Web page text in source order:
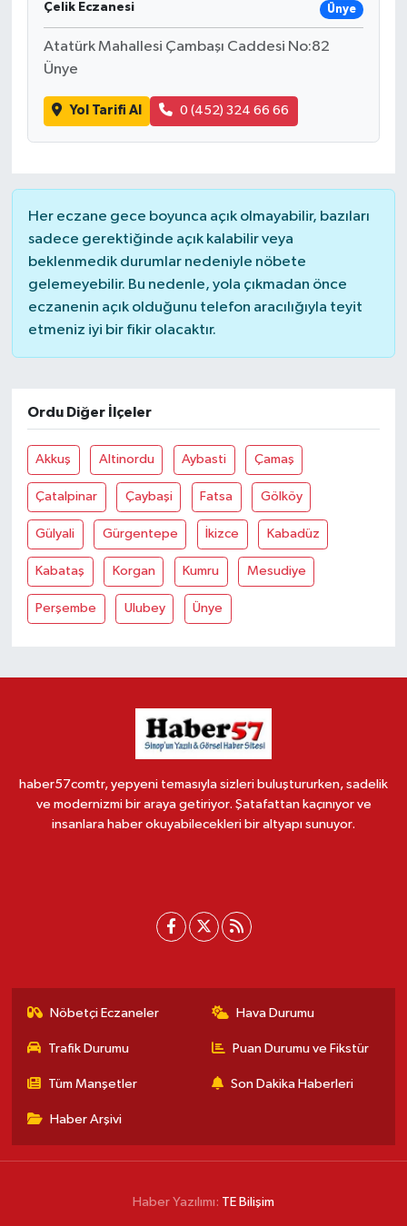
Çelik Eczanesi Ünye
Atatürk Mahallesi Çambaşı Caddesi No:82
Ünye
Yol Tarifi Al 0 (452) 324 66 66
Her eczane gece boyunca açık olmayabilir, bazıları
sadece gerektiğinde açık kalabilir veya
beklenmedik durumlar nedeniyle nöbete
gelemeyebilir. Bu nedenle, yola çıkmadan önce
eczanenin açık olduğunu telefon aracılığıyla teyit
etmeniz iyi bir fikir olacaktır.
Ordu Diğer İlçeler
Akkuş Altinordu Aybasti Çamaş
Çatalpinar Çaybaşi Fatsa Gölköy
Gülyali Gürgentepe İkizce Kabadüz
Kabataş Korgan Kumru Mesudiye
Perşembe Ulubey Ünye
haber57comtr, yepyeni temasıyla sizleri buluştururken, sadelik
ve modernizmi bir araya getiriyor. Şatafattan kaçınıyor ve
insanlara haber okuyabilecekleri bir altyapı sunuyor.
Nöbetçi Eczaneler Hava Durumu
Trafik Durumu Puan Durumu ve Fikstür
Tüm Manşetler Son Dakika Haberleri
Haber Arşivi
Haber Yazılımı: TE Bilişim